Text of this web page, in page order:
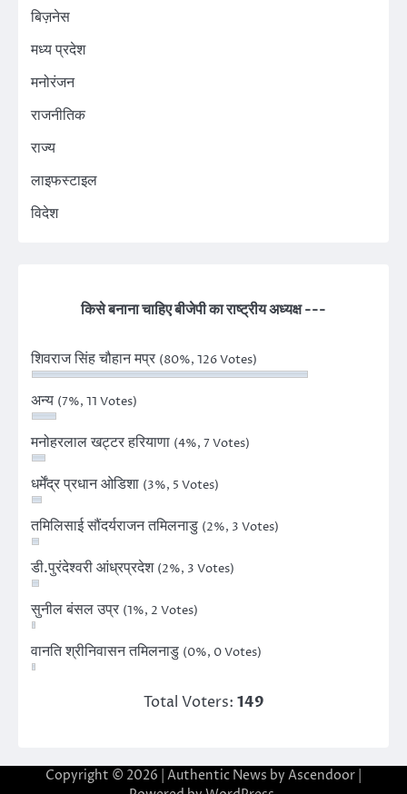
बिज़नेस
मध्य प्रदेश
मनोरंजन
राजनीतिक
राज्य
लाइफस्टाइल
विदेश
किसे बनाना चाहिए बीजेपी का राष्ट्रीय अध्यक्ष ---
शिवराज सिंह चौहान मप्र (80%, 126 Votes)
अन्य (7%, 11 Votes)
मनोहरलाल खट्टर हरियाणा (4%, 7 Votes)
धर्मेंद्र प्रधान ओडिशा (3%, 5 Votes)
तमिलिसाई सौंदर्यराजन तमिलनाडु (2%, 3 Votes)
डी.पुरंदेश्वरी आंध्रप्रदेश (2%, 3 Votes)
सुनील बंसल उप्र (1%, 2 Votes)
वानति श्रीनिवासन तमिलनाडु (0%, 0 Votes)
Total Voters: 149
Copyright © 2026 | Authentic News by Ascendoor